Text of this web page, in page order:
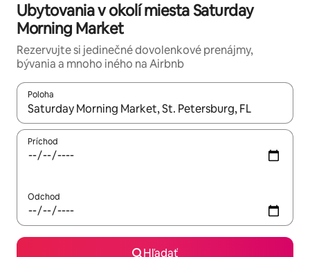
Ubytovania v okolí miesta Saturday
Morning Market
Rezervujte si jedinečné dovolenkové prenájmy,
bývania a mnoho iného na Airbnb
Poloha
Keď budú výsledky k dispozícii, môžete si ich prechádzať
Príchod
Odchod
Hľadať